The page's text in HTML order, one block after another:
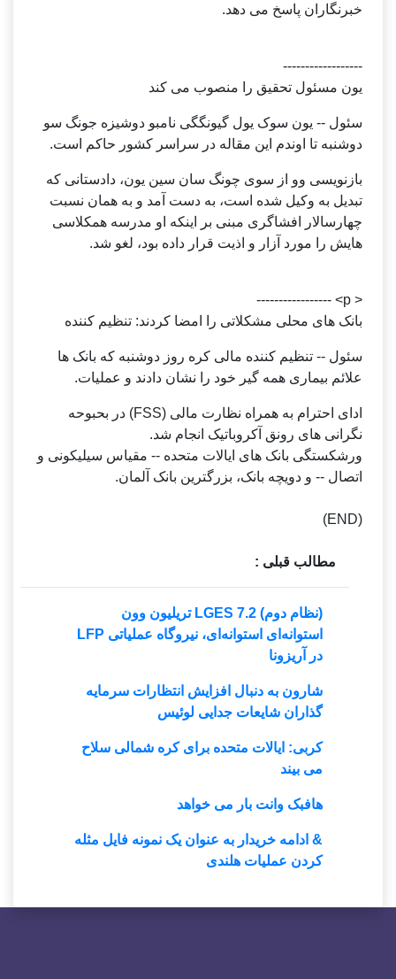
خبرنگاران پاسخ می دهد.
------------------
یون مسئول تحقیق را منصوب می کند
سئول -- یون سوک یول گیونگگی نامبو دوشیزه جونگ سو
دوشنبه تا اوندم این مقاله در سراسر کشور حاکم است.
بازنویسی وو از سوی چونگ سان سین یون، دادستانی که
تبدیل به وکیل شده است، به دست آمد و به همان نسبت
چهارسالار افشاگری مبنی بر اینکه او مدرسه همکلاسی
هایش را مورد آزار و اذیت قرار داده بود، لغو شد.
< p> -----------------
بانک های محلی مشکلاتی را امضا کردند: تنظیم کننده
سئول -- تنظیم کننده مالی کره روز دوشنبه که بانک ها
علائم بیماری همه گیر خود را نشان دادند و عملیات.
ادای احترام به همراه نظارت مالی (FSS) در بحبوحه
نگرانی های رونق آکروباتیک انجام شد.
ورشکستگی بانک های ایالات متحده -- مقیاس سیلیکونی و
اتصال -- و دویچه بانک، بزرگترین بانک آلمان.
مطالب قبلی :
(نظام دوم) LGES 7.2 تریلیون وون
استوانه‌ای استوانه‌ای، نیروگاه عملیاتی LFP
در آریزونا
شارون به دنبال افزایش انتظارات سرمایه
گذاران شایعات جدایی لوئیس
کربی: ایالات متحده برای کره شمالی سلاح
می بیند
هافبک وانت بار می خواهد
& ادامه خریدار به عنوان یک نمونه فایل مثله
کردن عملیات هلندی